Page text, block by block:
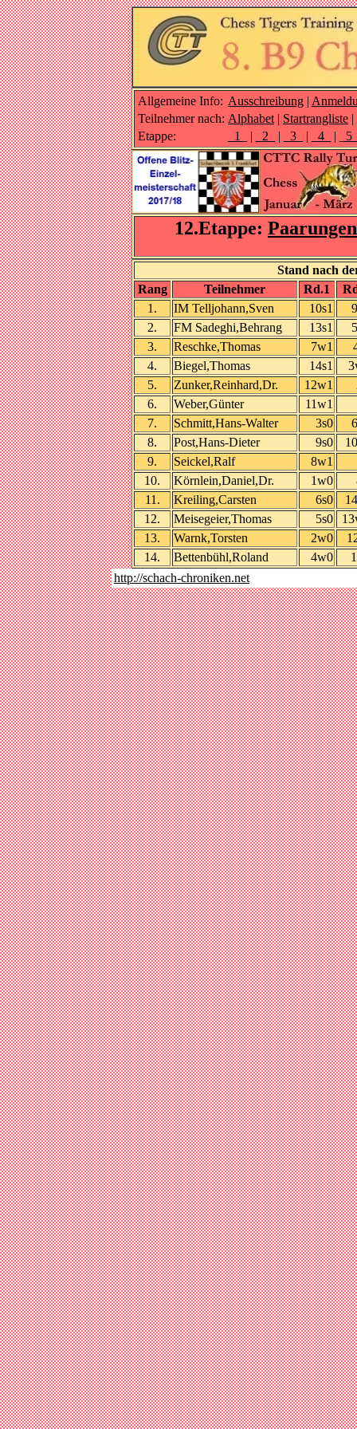
Allgemeine Info: Ausschreibung |
Teilnehmer nach: Alphabet | Startrangliste |
Etappe:
_1_ | _2_ | _3_ | _4_ |
12.Etappe: Paarungen
Stand nach
Rang
Teilnehmer Rd.1
1.
IM Telljohann,Sven 10s1
2.
FM Sadeghi,Behrang 13s1
3.
Reschke,Thomas 7w1
4.
Biegel,Thomas 14s1
5.
Zunker,Reinhard,Dr. 12w1
6.
Weber,Günter 11w1
7.
Schmitt,Hans-Walter 3s0
8.
Post,Hans-Dieter 9s0
9.
Seickel,Ralf 8w1
10.
Körnlein,Daniel,Dr. 1w0
11.
Kreiling,Carsten 6s0
12.
Meisegeier,Thomas 5s0
13.
Warnk,Torsten 2w0
14.
Bettenbühl,Roland 4w0
http://schach-chroniken.net